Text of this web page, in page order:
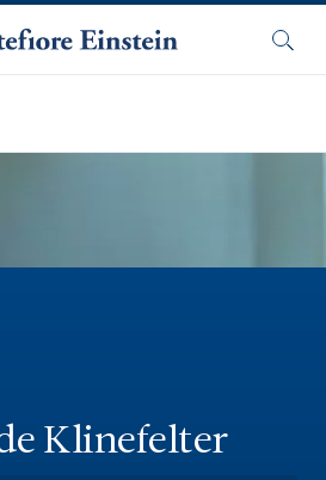
Klinefelter